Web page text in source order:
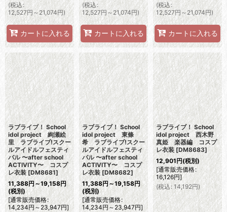
(税込:
12,527円～21,074円)
カートに入れる
(税込:
12,527円～21,074円)
カートに入れる
(税込:
12,527円 ～21,074円)
カートに入れる
ラブライブ！ School
idol project 絢瀬絵
里 ラブライブ!スクー
ルアイドルフェスティ
バル 〜after school
ACTIVITY〜 コスプ
レ衣装 [DM8681]
11,388円～19,158円
(税別)
[通常販売価格:
14,234円～23,947円]
ラブライブ！ School
idol project 東條
希 ラブライブ!スクー
ルアイドルフェスティ
バル 〜after school
ACTIVITY〜 コスプ
レ衣装 [DM8682]
11,388円～19,158円
(税別)
[通常販売価格:
14,234円～23,947円]
ラブライブ！ School
idol project 西木野
真姫 楽器編 コスプ
レ衣装 [DM8683]
12,901円(税別)
[通常販売価格:
16,126円]
(税込: 14,192円)